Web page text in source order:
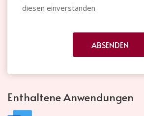
diesen einverstanden
ABSENDEN
Enthaltene Anwendungen